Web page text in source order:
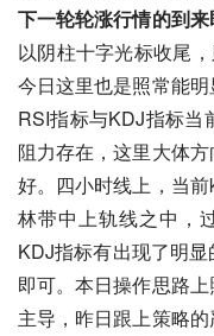
下一轮轮涨行情的到
以阴柱十字光标收尾
今日这里也是照常能
RSI指标与KDJ指标当
阻力存在，这里大体
好。四小时线上，当
林带中上轨线之中，
KDJ指标有出现了明
即可。本日操作思路
主导，昨日跟上策略